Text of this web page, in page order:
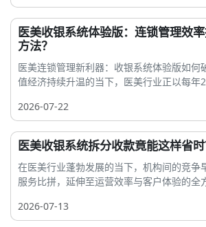
医美收银系统体验版：连锁管理效
方法？
医美连锁管理新利器：收银系统体验版如何
值经济持续升温的当下，医美行业正以每年
2026-07-22
医美收银系统拆分收款竟能这样省
在医美行业蓬勃发展的当下，机构间的竞争
服务比拼，延伸至运营效率与客户体验的全
2026-07-13